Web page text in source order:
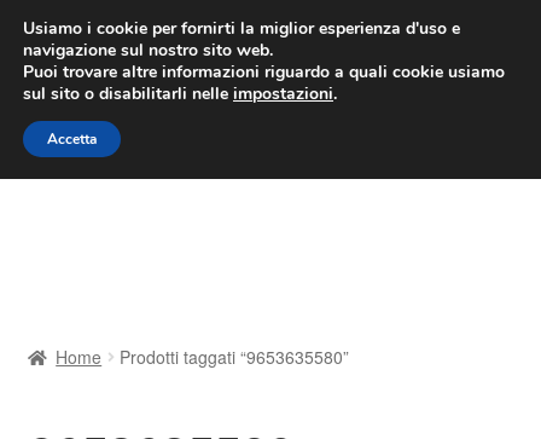
CONSEGNA da 7 EUR
Lun-Ven 9:00 - 16:00/800 580 290
Vai
alla
navigazione
Vai
al
contenuto
Home Prodotti taggati “9653635580”
Usiamo i cookie per fornirti la miglior esperienza d'uso e
navigazione sul nostro sito web.
Puoi trovare altre informazioni riguardo a quali cookie usiamo
sul sito o disabilitarli nelle impostazioni.
Accetta